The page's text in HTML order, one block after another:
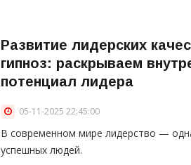
Развитие лидерских
гипноз: раскрываем
потенциал лидера
05-11-2025 22:45:00
В современном мире лидерство —
успешных людей.